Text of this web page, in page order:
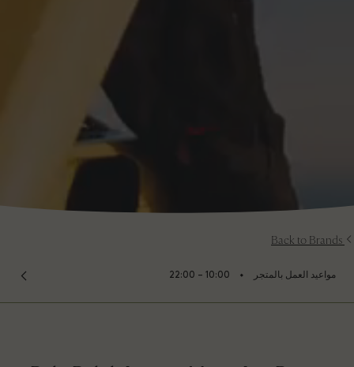
Back to Brands
مواعيد العمل بالمتجر ⬩
10:00 – 22:00